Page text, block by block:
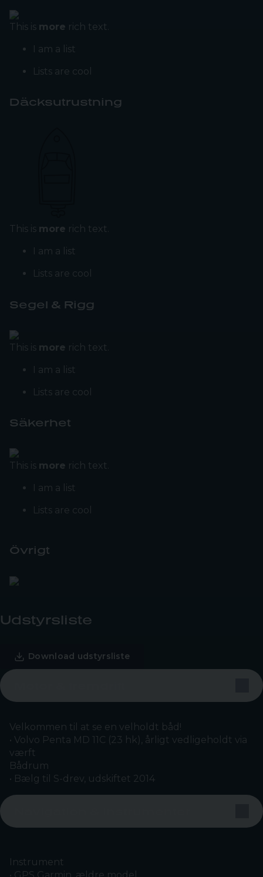
This is more rich text.
I am a list
Lists are cool
Däcksutrustning
This is more rich text.
I am a list
Lists are cool
Segel & Rigg
This is more rich text.
I am a list
Lists are cool
Säkerhet
This is more rich text.
I am a list
Lists are cool
Övrigt
Udstyrsliste
Download udstyrsliste
Velkommen til at se en velholdt båd!
• Volvo Penta MD 11C (23 hk), årligt vedligeholdt via
værft
Bådrum
• Bælg til S-drev, udskiftet 2014
Instrument